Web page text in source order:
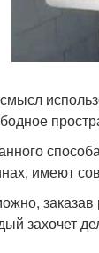
имеют
захочет